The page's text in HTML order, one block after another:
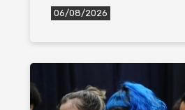
06/08/2026